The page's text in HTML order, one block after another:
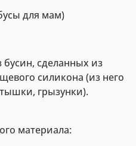
для мам)
сделанных из
силикона (из него
грызунки).
материала: